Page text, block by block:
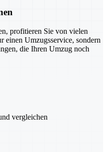
profitieren Sie von vielen
einen Umzugsservice, sondern
die Ihren Umzug noch
vergleichen